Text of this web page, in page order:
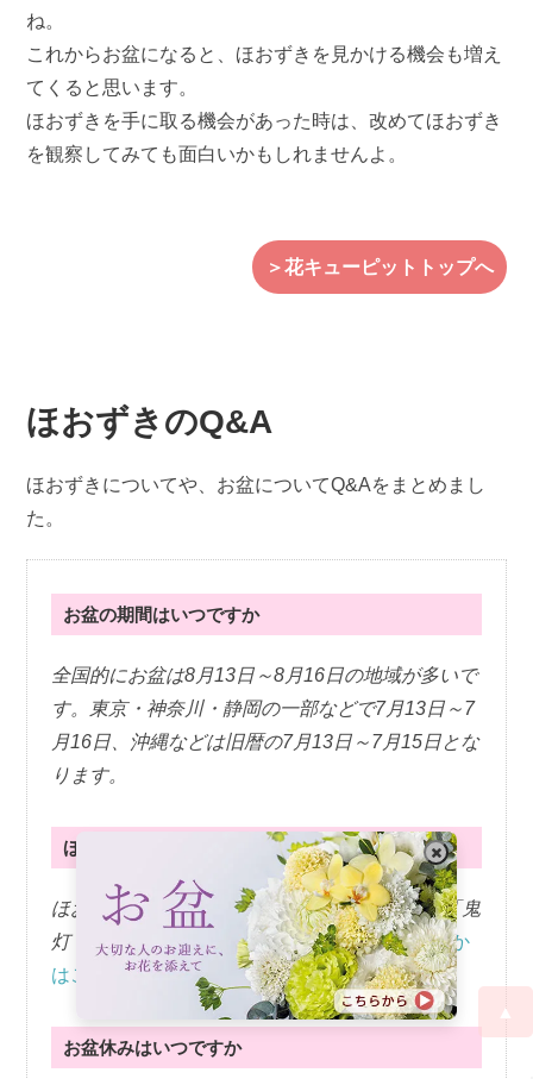
ね。
これからお盆になると、ほおずきを見かける機会も増え
てくると思います。
ほおずきを手に取る機会があった時は、改めてほおずき
を観察してみても面白いかもしれませんよ。
＞花キューピットトップへ
ほおずきのQ&A
ほおずきについてや、お盆についてQ&Aをまとめまし
た。
お盆の期間はいつですか
全国的にお盆は8月13日～8月16日の地域が多いで
す。東京・神奈川・静岡の一部などで7月13日～7
月16日、沖縄などは旧暦の7月13日～7月15日とな
ります。
ほおずきは漢字でどう書きますか
ほおずきの漢字は3つあります。漢字で書くと「鬼
灯・酸漿・法月」です。 どこで使われやすいのか
はこちら
お盆休みはいつですか
▲